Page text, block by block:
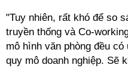
"Tuy nhiên, rất khó để so
truyền thống và Co-
mô hình văn phòng đều
quy mô doanh nghiệp. Sẽ